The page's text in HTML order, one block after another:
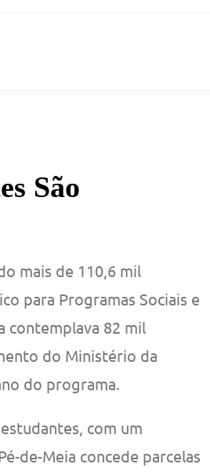
São
mais de 110,6 mil
para Programas Sociais e
contemplava 82 mil
do Ministério da
do programa.
com um
de-Meia concede parcelas